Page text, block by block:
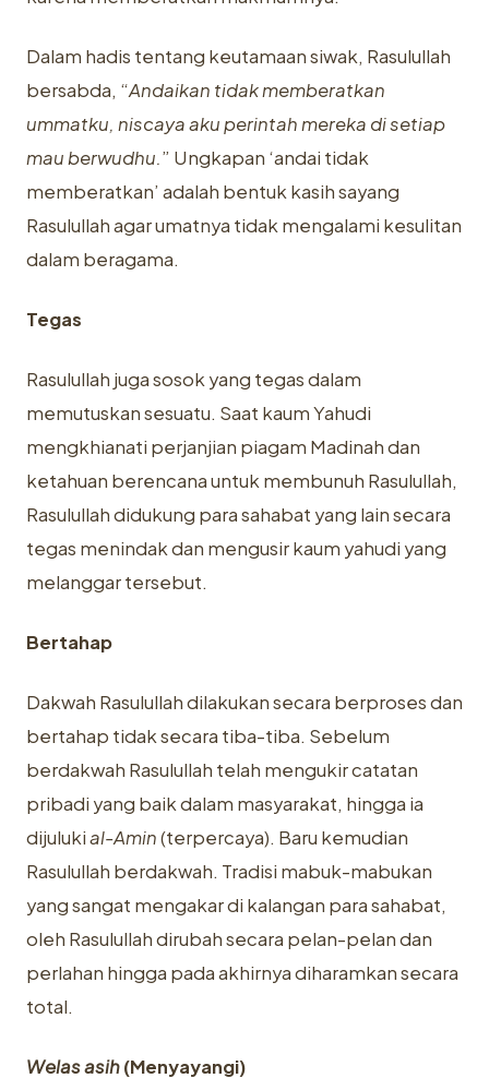
Dalam hadis tentang keutamaan siwak, Rasulullah
bersabda, “Andaikan tidak memberatkan
ummatku, niscaya aku perintah mereka di setiap
mau berwudhu.” Ungkapan ‘andai tidak
memberatkan’ adalah bentuk kasih sayang
Rasulullah agar umatnya tidak mengalami kesulitan
dalam beragama.
Tegas
Rasulullah juga sosok yang tegas dalam
memutuskan sesuatu. Saat kaum Yahudi
mengkhianati perjanjian piagam Madinah dan
ketahuan berencana untuk membunuh Rasulullah,
Rasulullah didukung para sahabat yang lain secara
tegas menindak dan mengusir kaum yahudi yang
melanggar tersebut.
Bertahap
Dakwah Rasulullah dilakukan secara berproses dan
bertahap tidak secara tiba-tiba. Sebelum
berdakwah Rasulullah telah mengukir catatan
pribadi yang baik dalam masyarakat, hingga ia
dijulukial-Amin(terpercaya). Baru kemudian
Rasulullah berdakwah. Tradisi mabuk-mabukan
yang sangat mengakar di kalangan para sahabat,
oleh Rasulullah dirubah secara pelan-pelan dan
perlahan hingga pada akhirnya diharamkan secara
total.
Welas asih(Menyayangi)